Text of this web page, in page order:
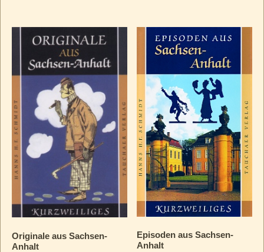
Originale aus Sachsen-
Anhalt
Episoden aus Sachsen-
Anhalt